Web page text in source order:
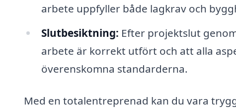
arbete uppfyller både lagkrav och
Slutbesiktning: Efter projektslut
arbete är korrekt utfört och att alla
överenskomna standarderna.
Med en totalentreprenad kan du vara